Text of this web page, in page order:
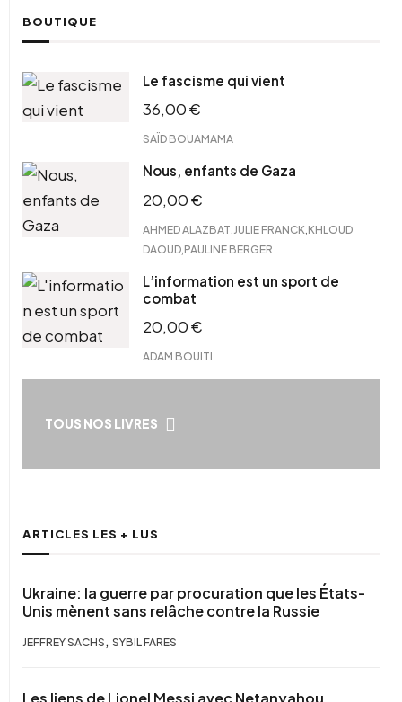
BOUTIQUE
Le fascisme qui vient
36,00€
SAÏD BOUAMAMA
Nous, enfants de Gaza
20,00€
AHMED ALAZBAT JULIE FRANCK KHLOUD
DAOUD PAULINE BERGER
L’information est un sport de
combat
20,00€
ADAM BOUITI
TOUS NOS LIVRES
ARTICLES LES + LUS
Ukraine: la guerre par procuration que les États-
Unis mènent sans relâche contre la Russie
JEFFREY SACHS , SYBIL FARES